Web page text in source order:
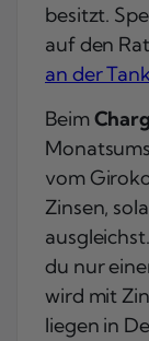
besitzt.
auf den
an der
Beim
vom
Zinsen,
du nur
wird mit
liegen in